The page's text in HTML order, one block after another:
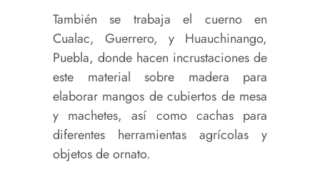
También se trabaja el cuerno en
Cualac, Guerrero, y Huauchinango,
Puebla, donde hacen incrustaciones de
este material sobre madera para
elaborar mangos de cubiertos de mesa
y machetes, así como cachas para
diferentes herramientas agrícolas y
objetos de ornato.